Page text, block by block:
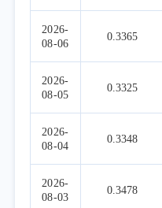
2026-
08-06
0.3365
2026-
08-05
0.3325
2026-
08-04
0.3348
2026-
08-03
0.3478